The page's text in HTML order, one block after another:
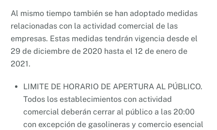
Al mismo tiempo también se han adoptado medidas
relacionadas con la actividad comercial de las
empresas. Estas medidas tendrán vigencia desde el
29 de diciembre de 2020 hasta el 12 de enero de
2021.
LIMITE DE HORARIO DE APERTURA AL PÚBLICO.
Todos los establecimientos con actividad
comercial deberán cerrar al público a las 20:00
con excepción de gasolineras y comercio esencial